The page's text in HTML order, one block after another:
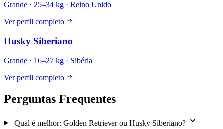
Grande · 25–34 kg · Reino Unido
Ver perfil completo
Husky Siberiano
Grande · 16–27 kg · Sibéria
Ver perfil completo
Perguntas Frequentes
Qual é melhor: Golden Retriever ou Husky Siberiano?